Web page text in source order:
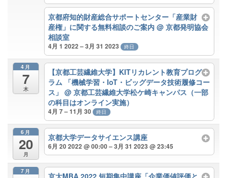
京都府知的財産総合サポートセンター「産業財
産権」に関する無料相談のご案内@ 京都発明協会
相談室
4月 1 2022 – 3月 31 2023 終日
4月
7
木
【京都工芸繊維大学】KITリカレント教育プログ
ラム 「機械学習・IoT・ビッグデータ技術履修コー
ス」@ 京都工芸繊維大学松ケ崎キャンパス（一部
の科目はオンライン実施）
4月 7 – 11月 30 終日
6月
20
月
京都大学データサイエンス講座
6月 20 2022 @ 00:00 – 3月 31 2023 @ 23:45
7月